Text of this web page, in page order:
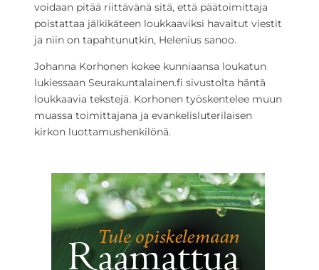
voidaan pitää riittävänä sitä, että päätoimittaja
poistattaa jälkikäteen loukkaaviksi havaitut viestit
ja niin on tapahtunutkin, Helenius sanoo.
Johanna Korhonen kokee kunniaansa loukatun
lukiessaan Seurakuntalainen.fi sivustolta häntä
loukkaavia tekstejä. Korhonen työskentelee muun
muassa toimittajana ja evankelisluterilaisen
kirkon luottamushenkilönä.